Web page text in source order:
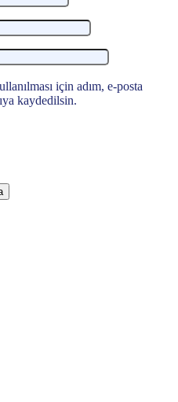
için adım, e-posta
kaydedilsin.